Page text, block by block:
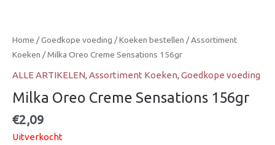
Home /Goedkope voeding /Koeken bestellen /Assortiment
Koeken / Milka Oreo Creme Sensations 156gr
ALLE ARTIKELEN, Assortiment Koeken, Goedkope voeding
Milka Oreo Creme Sensations 156gr
€2,09
Uitverkocht